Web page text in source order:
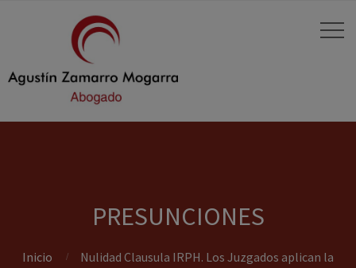
PRESUNCIONES
Inicio
Nulidad Clausula IRPH. Los Juzgados aplican la